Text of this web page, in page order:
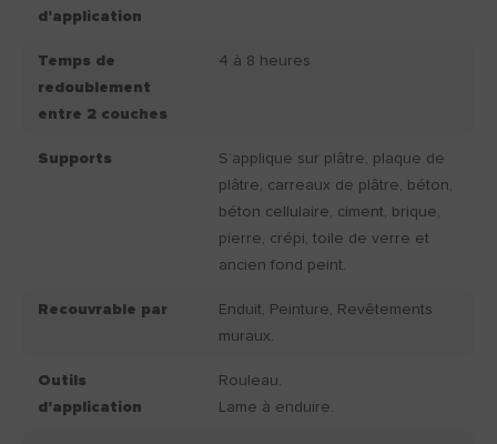
d'application
Temps de
redoublement
entre 2 couches
4 à 8 heures
Supports
S’applique sur plâtre, plaque de
plâtre, carreaux de plâtre, béton,
béton cellulaire, ciment, brique,
pierre, crépi, toile de verre et
ancien fond peint.
Recouvrable par
Enduit, Peinture, Revêtements
muraux.
Outils
d'application
Rouleau.
Lame à enduire.